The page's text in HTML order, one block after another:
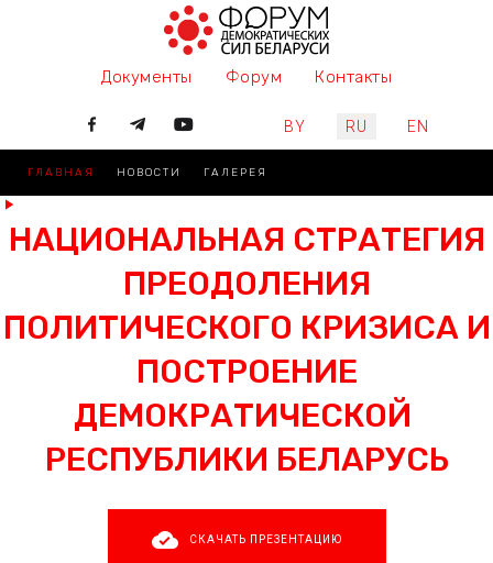
Документы Форум Контакты
Выберите язык
BY RU EN
ГЛАВНАЯ НОВОСТИ ГАЛЕРЕЯ
НАЦИОНАЛЬНАЯ СТРАТЕГИЯ
ПРЕОДОЛЕНИЯ
ПОЛИТИЧЕСКОГО КРИЗИСА И
ПОСТРОЕНИЕ
ДЕМОКРАТИЧЕСКОЙ
РЕСПУБЛИКИ БЕЛАРУСЬ
СКАЧАТЬ ПРЕЗЕНТАЦИЮ